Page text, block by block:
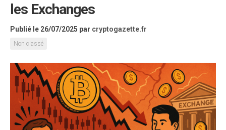
les Exchanges
Publié le 26/07/2025 par cryptogazette.fr
Non classé